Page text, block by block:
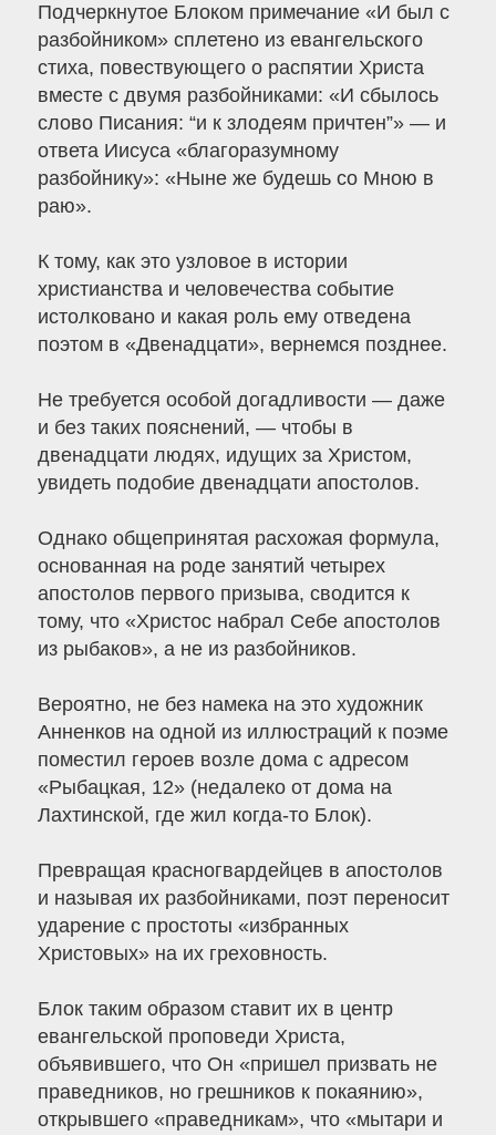
Подчеркнутое Блоком примечание «И был с
разбойником» сплетено из евангельского
стиха, повествующего о распятии Христа
вместе с двумя разбойниками: «И сбылось
слово Писания: “и к злодеям причтен”» — и
ответа Иисуса «благоразумному
разбойнику»: «Ныне же будешь со Мною в
раю».
К тому, как это узловое в истории
христианства и человечества событие
истолковано и какая роль ему отведена
поэтом в «Двенадцати», вернемся позднее.
Не требуется особой догадливости — даже
и без таких пояснений, — чтобы в
двенадцати людях, идущих за Христом,
увидеть подобие двенадцати апостолов.
Однако общепринятая расхожая формула,
основанная на роде занятий четырех
апостолов первого призыва, сводится к
тому, что «Христос набрал Себе апостолов
из рыбаков», а не из разбойников.
Вероятно, не без намека на это художник
Анненков на одной из иллюстраций к поэме
поместил героев возле дома с адресом
«Рыбацкая, 12» (недалеко от дома на
Лахтинской, где жил когда-то Блок).
Превращая красногвардейцев в апостолов
и называя их разбойниками, поэт переносит
ударение с простоты «избранных
Христовых» на их греховность.
Блок таким образом ставит их в центр
евангельской проповеди Христа,
объявившего, что Он «пришел призвать не
праведников, но грешников к покаянию»,
открывшего «праведникам», что «мытари и